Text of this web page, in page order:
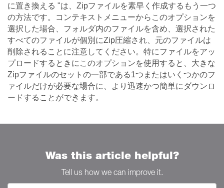
に置き換える "は、Zipファイルを素早く作成するもう一つ
の方法です。コンテキストメニューからこのオプションを
選択した場合、フォルダ内のファイルを含め、選択された
すべてのファイルが個別にZip圧縮され、元のファイルは
削除されることに注意してください。特にファイルをアッ
プロードするときにこのオプションを使用すると、大きな
Zipファイルのセットの一部である1つまたはいくつかのフ
ァイルだけが必要な場合に、より迅速かつ簡単にダウンロ
ードすることができます。
Was this article helpful?
Tell us how we can improve it.